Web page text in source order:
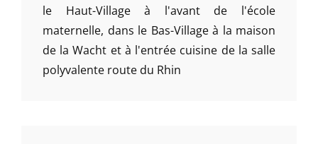
le Haut-Village à l'avant de l'école
maternelle, dans le Bas-Village à la maison
de la Wacht et à l'entrée cuisine de la salle
polyvalente route du Rhin